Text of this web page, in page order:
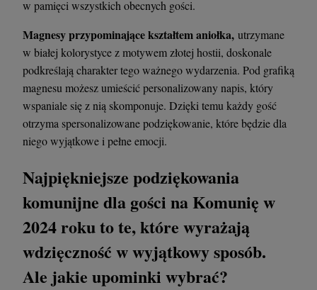
w pamięci wszystkich obecnych gości.
Magnesy przypominające kształtem aniołka, utrzymane
w białej kolorystyce z motywem złotej hostii, doskonale
podkreślają charakter tego ważnego wydarzenia. Pod grafiką
magnesu możesz umieścić personalizowany napis, który
wspaniale się z nią skomponuje. Dzięki temu każdy gość
otrzyma spersonalizowane podziękowanie, które będzie dla
niego wyjątkowe i pełne emocji.
Najpiękniejsze podziękowania
komunijne dla gości na Komunię w
2024 roku to te, które wyrażają
wdzięczność w wyjątkowy sposób.
Ale jakie upominki wybrać?